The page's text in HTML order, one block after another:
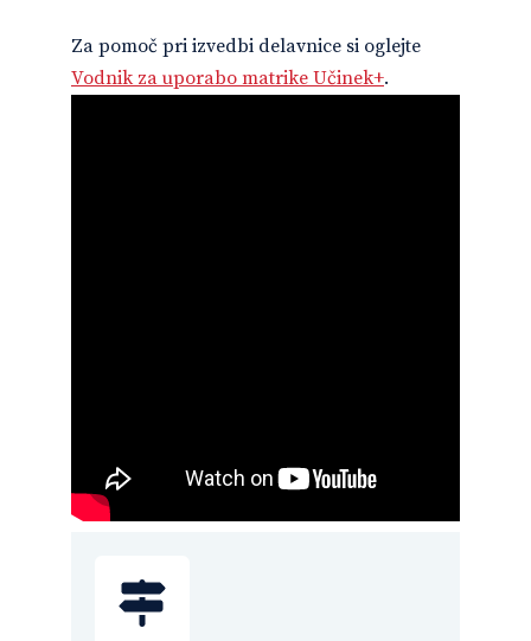
Za pomoč pri izvedbi delavnice si oglejte
Vodnik za uporabo matrike Učinek+.